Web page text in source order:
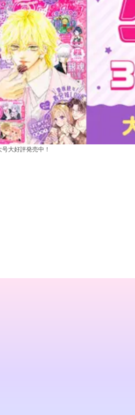
大好評発売中！